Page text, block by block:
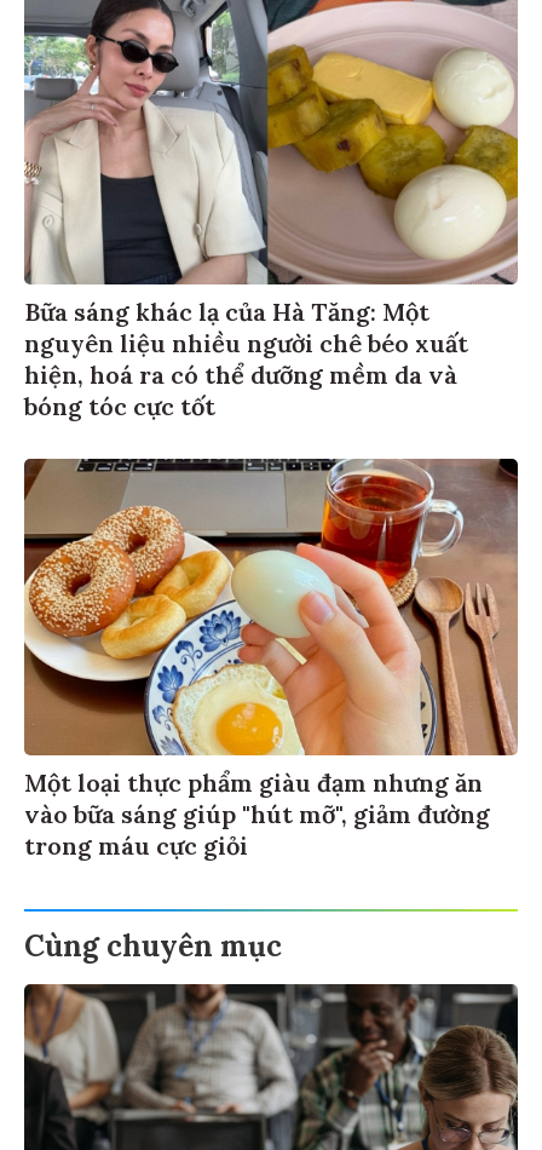
Bữa sáng khác lạ của Hà Tăng: Một
nguyên liệu nhiều người chê béo xuất
hiện, hoá ra có thể dưỡng mềm da và
bóng tóc cực tốt
Một loại thực phẩm giàu đạm nhưng ăn
vào bữa sáng giúp "hút mỡ", giảm đường
trong máu cực giỏi
Cùng chuyên mục